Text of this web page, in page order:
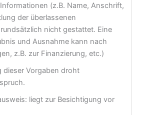
(z.B. Name, Anschrift,
der überlassenen
nicht gestattet. Eine
und Ausnahme kann nach
z.B. zur Finanzierung, etc.)
dieser Vorgaben droht
liegt zur Besichtigung vor